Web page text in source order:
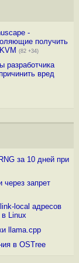
-
получить
(82 +34)
разработчика
вред
за 10 дней при
через запрет
local адресов
Linux
llama.cpp
в OSTree